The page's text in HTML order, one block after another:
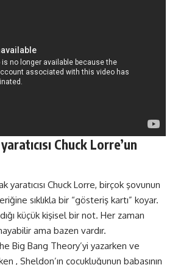
Chuck Lorre’un
yaratıcısı Chuck Lorre, birçok şovunun
sıklıkla bir “gösteriş kartı” koyar.
küçük kişisel bir not. Her zaman
ama bazen vardır.
Big Bang Theory’yi yazarken ve
, Sheldon’ın çocukluğunun babasının